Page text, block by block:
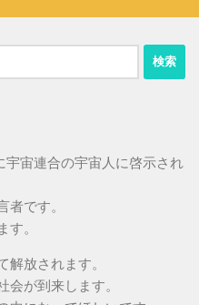
宇宙連合の宇宙人に啓示され
です。
。
解放されます。
会が到来します。